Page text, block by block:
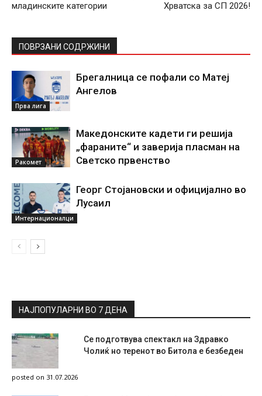
младинските категории
Хрватска за СП 2026!
ПОВРЗАНИ СОДРЖИНИ
Прва лига
Брегалница се пофали со Матеј
Ангелов
Ракомет
Македонските кадети ги решија
„фараните“ и заверија пласман на
Светско првенство
Интернационалци
Георг Стојановски и официјално во
Лусаил
НАЈПОПУЛАРНИ ВО 7 ДЕНА
Се подготвува спектакл на Здравко
Чолиќ но теренот во Битола е безбеден
posted on 31.07.2026